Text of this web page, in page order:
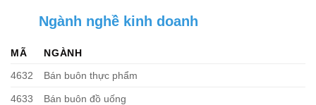
Ngành nghề kinh doanh
MÃ
NGÀNH
4632
Bán buôn thực phẩm
4633 Bán buôn đồ uống